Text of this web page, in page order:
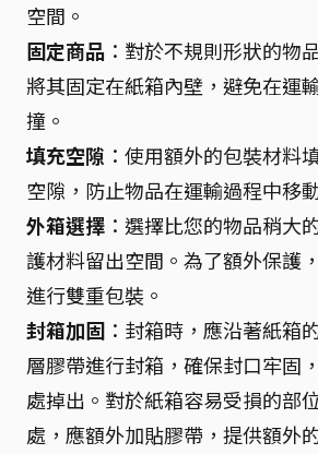
空間。
固定商品 ：對於不規則形狀的物
將其固定在紙箱內壁，避免在運
撞。
填充空隙 ：使用額外的包裝材料
空隙，防止物品在運輸過程中移
外箱選擇 ：選擇比您的物品稍大
護材料留出空間。為了額外保護
進行雙重包裝。
封箱加固 ：封箱時，應沿著紙箱
層膠帶進行封箱，確保封口牢固
處掉出。對於紙箱容易受損的部
處，應額外加貼膠帶，提供額外